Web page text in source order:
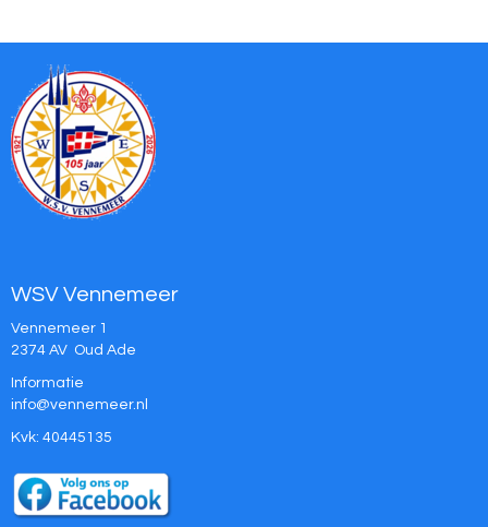
WSV Vennemeer
Vennemeer 1
2374 AV Oud Ade
Informatie
ofni@vennemeer.nl
Kvk: 40445135